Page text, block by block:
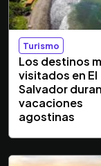
Turismo
Los destinos
visitados en El
Salvador
vacaciones
agostinas